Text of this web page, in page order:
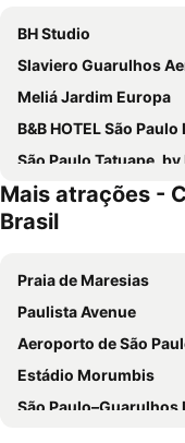
BH Studio
Slaviero Guarulhos
Meliá Jardim Europa
B&B HOTEL São Paulo Luz -
São Paulo Tatuape, by
Holiday Inn Sao Paulo Parque
ibis budget Sao Paulo
San Raphael Hotel
Blue Tree Premium
Mercure Sao Paulo
Mercure Sao Paulo
ibis Sao Paulo Paulista
Mais atrações -
Brasil
Praia de Maresias
Paulista Avenue
Aeroporto de São Paulo -
Estádio Morumbis
São Paulo–Guarulhos